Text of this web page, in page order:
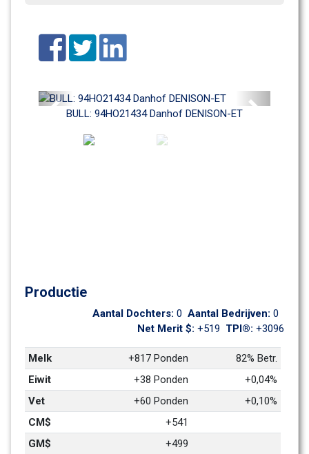
BULL: 94HO21434 Danhof DENISON-ET
Previous
Productie
Aantal Dochters: 0 Aantal Bedrijven: 0
Net Merit $: +519 TPI®: +3096
Melk +817 Ponden
82% Betr.
Eiwit
+38 Ponden
+0,04%
Vet
+60 Ponden
+0,10%
CM$
+541
GM$
+499